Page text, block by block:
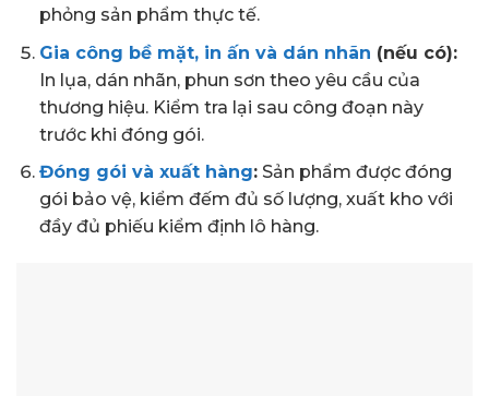
phỏng sản phẩm thực tế.
Gia công bề mặt, in ấn và dán nhãn (nếu có):
In lụa, dán nhãn, phun sơn theo yêu cầu của
thương hiệu. Kiểm tra lại sau công đoạn này
trước khi đóng gói.
Đóng gói và xuất hàng:Sản phẩm được đóng
gói bảo vệ, kiểm đếm đủ số lượng, xuất kho với
đầy đủ phiếu kiểm định lô hàng.